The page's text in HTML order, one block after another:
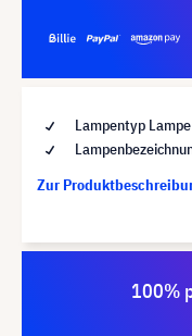
Lampentyp
Zur
100%